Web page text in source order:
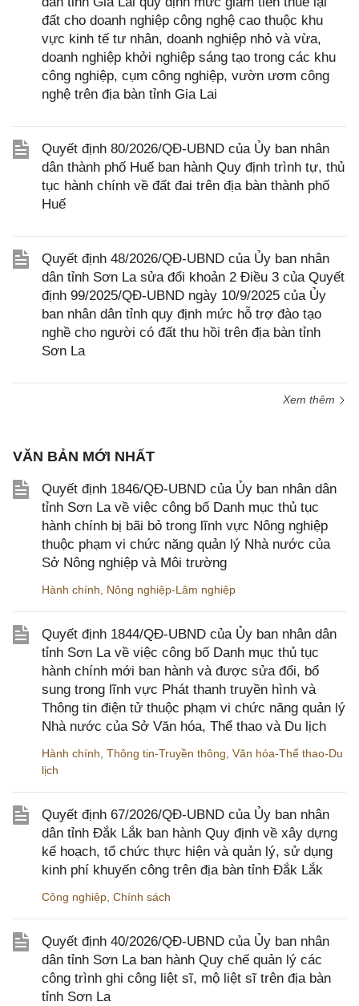
đất cho doanh nghiệp công nghệ cao thuộc khu
vực kinh tế tư nhân, doanh nghiệp nhỏ và vừa,
doanh nghiệp khởi nghiệp sáng tạo trong các khu
công nghiệp, cụm công nghiệp, vườn ươm công
nghệ trên địa bàn tỉnh Gia Lai
Quyết định 80/2026/QĐ-UBND của Ủy ban nhân
dân thành phố Huế ban hành Quy định trình tự, thủ
tục hành chính về đất đai trên địa bàn thành phố
Huế
Quyết định 48/2026/QĐ-UBND của Ủy ban nhân
dân tỉnh Sơn La sửa đổi khoản 2 Điều 3 của Quyết
định 99/2025/QĐ-UBND ngày 10/9/2025 của Ủy
ban nhân dân tỉnh quy định mức hỗ trợ đào tạo
nghề cho người có đất thu hồi trên địa bàn tỉnh
Sơn La
Xem thêm
VĂN BẢN MỚI NHẤT
Quyết định 1846/QĐ-UBND của Ủy ban nhân dân
tỉnh Sơn La về việc công bố Danh mục thủ tục
hành chính bị bãi bỏ trong lĩnh vực Nông nghiệp
thuộc phạm vi chức năng quản lý Nhà nước của
Sở Nông nghiệp và Môi trường
Hành chính Nông nghiệp-Lâm nghiệp
Quyết định 1844/QĐ-UBND của Ủy ban nhân dân
tỉnh Sơn La về việc công bố Danh mục thủ tục
hành chính mới ban hành và được sửa đổi, bổ
sung trong lĩnh vực Phát thanh truyền hình và
Thông tin điện tử thuộc phạm vi chức năng quản lý
Nhà nước của Sở Văn hóa, Thể thao và Du lịch
Hành chính Thông tin-Truyền thông Văn hóa-Thể thao-Du
lịch
Quyết định 67/2026/QĐ-UBND của Ủy ban nhân
dân tỉnh Đắk Lắk ban hành Quy định về xây dựng
kế hoạch, tổ chức thực hiện và quản lý, sử dụng
kinh phí khuyến công trên địa bàn tỉnh Đắk Lắk
Công nghiệp Chính sách
Quyết định 40/2026/QĐ-UBND của Ủy ban nhân
dân tỉnh Sơn La ban hành Quy chế quản lý các
công trình ghi công liệt sĩ, mộ liệt sĩ trên địa bàn
tỉnh Sơn La